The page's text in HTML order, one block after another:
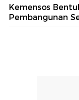
Kemensos
Pembangunan